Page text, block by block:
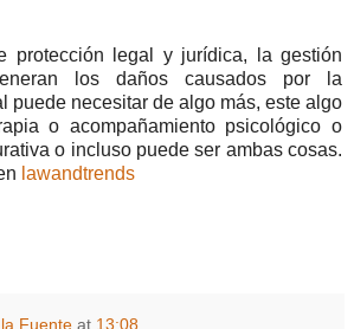
protección legal y jurídica, la gestión
los daños causados por la
puede necesitar de algo más, este algo
o acompañamiento psicológico o
o incluso puede ser ambas cosas.
lawandtrends
Fuente at 13:08